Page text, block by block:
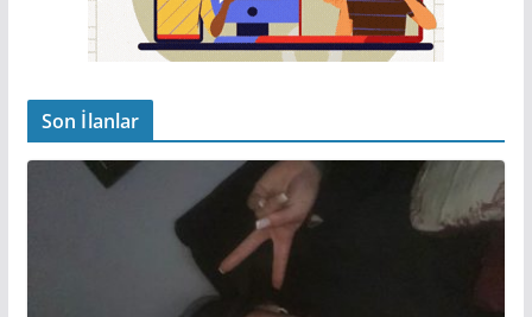
Son İlanlar